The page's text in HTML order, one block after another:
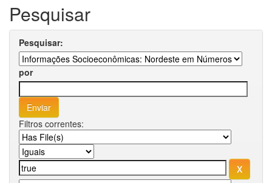
Pesquisar
Pesquisar:
por
Filtros correntes: